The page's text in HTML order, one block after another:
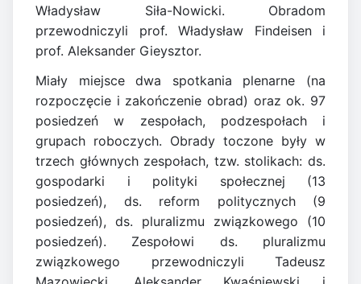
Władysław Siła-Nowicki. Obradom
przewodniczyli prof. Władysław Findeisen i
prof. Aleksander Gieysztor.
Miały miejsce dwa spotkania plenarne (na
rozpoczęcie i zakończenie obrad) oraz ok. 97
posiedzeń w zespołach, podzespołach i
grupach roboczych. Obrady toczone były w
trzech głównych zespołach, tzw. stolikach: ds.
gospodarki i polityki społecznej (13
posiedzeń), ds. reform politycznych (9
posiedzeń), ds. pluralizmu związkowego (10
posiedzeń). Zespołowi ds. pluralizmu
związkowego przewodniczyli Tadeusz